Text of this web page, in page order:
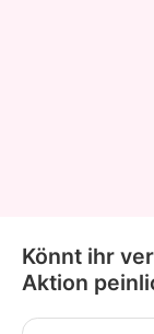
Könnt ihr
Aktion